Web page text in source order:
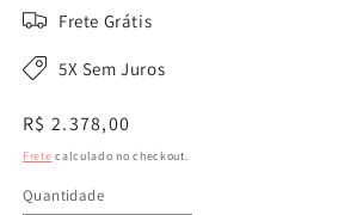
Frete Grátis
5X Sem Juros
Preço
normal
R$ 2.378,00
Frete calculado no checkout.
Quantidade